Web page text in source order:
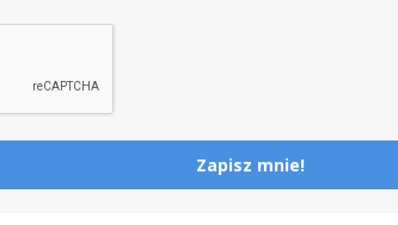
Zapisz mnie!